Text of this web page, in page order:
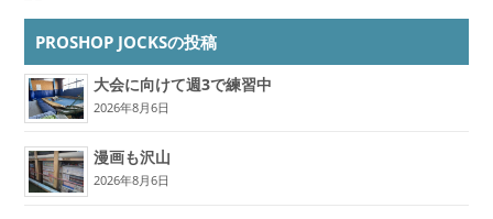
PROSHOP JOCKSの投稿
大会に向けて週3で練習中
2026年8月6日
漫画も沢山
2026年8月6日